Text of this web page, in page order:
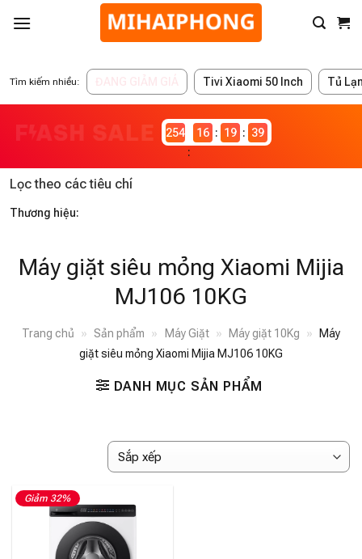
Tìm kiếm nhiều: ĐANG GIẢM GIÁ Tivi Xiaomi 50 Inch Tủ
2546983
16 19 39
Lọc theo các tiêu chí
Thương hiệu:
Máy giặt siêu mỏng Xiaomi Mijia
MJ106 10KG
Trang chủ » Sản phẩm » Máy Giặt » Máy giặt 10Kg »
Máy
giặt siêu mỏng Xiaomi Mijia MJ106 10KG
DANH MỤC SẢN PHẨM
Giảm 32%